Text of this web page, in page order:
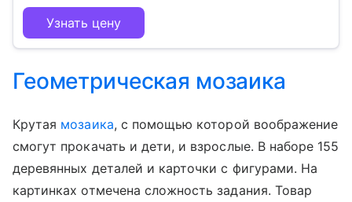
Узнать цену
Геометрическая мозаика
Крутая мозаика, с помощью которой воображение
смогут прокачать и дети, и взрослые. В наборе 155
деревянных деталей и карточки с фигурами. На
картинках отмечена сложность задания. Товар